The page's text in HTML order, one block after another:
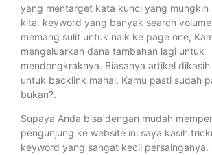
yang mentarget kata kunci yang mungkin
kita. keyword yang banyak search
memang sulit untuk naik ke page one,
mengeluarkan dana tambahan lagi untuk
mendongkraknya. Biasanya artikel
untuk backlink mahal, Kamu pasti sudah
bukan?.
Supaya Anda bisa dengan mudah
pengunjung ke website ini saya kasih
keyword yang sangat kecil persainganya.